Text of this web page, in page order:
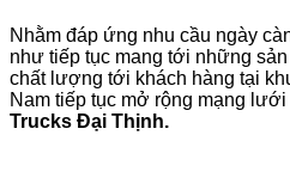
Nhằm đáp ứng nhu cầu ngày
như tiếp tục mang tới những
chất lượng tới khách hàng tại
Nam tiếp tục mở rộng mạng lưới
Trucks Đại Thịnh.